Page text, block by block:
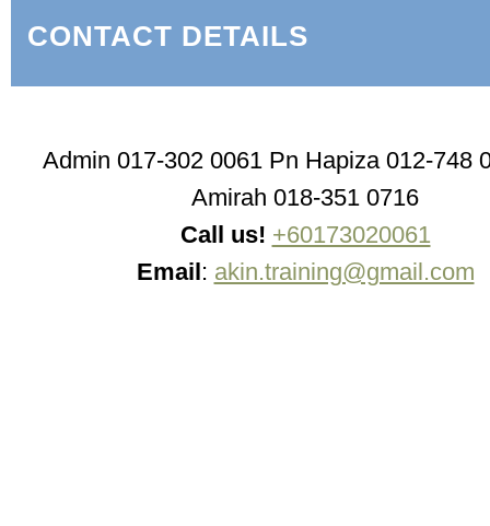
CONTACT DETAILS
Admin 017-302 0061 Pn Hapiza 012-748
Amirah 018-351 0716
Call us! +60173020061
Email: akin.training@gmail.com